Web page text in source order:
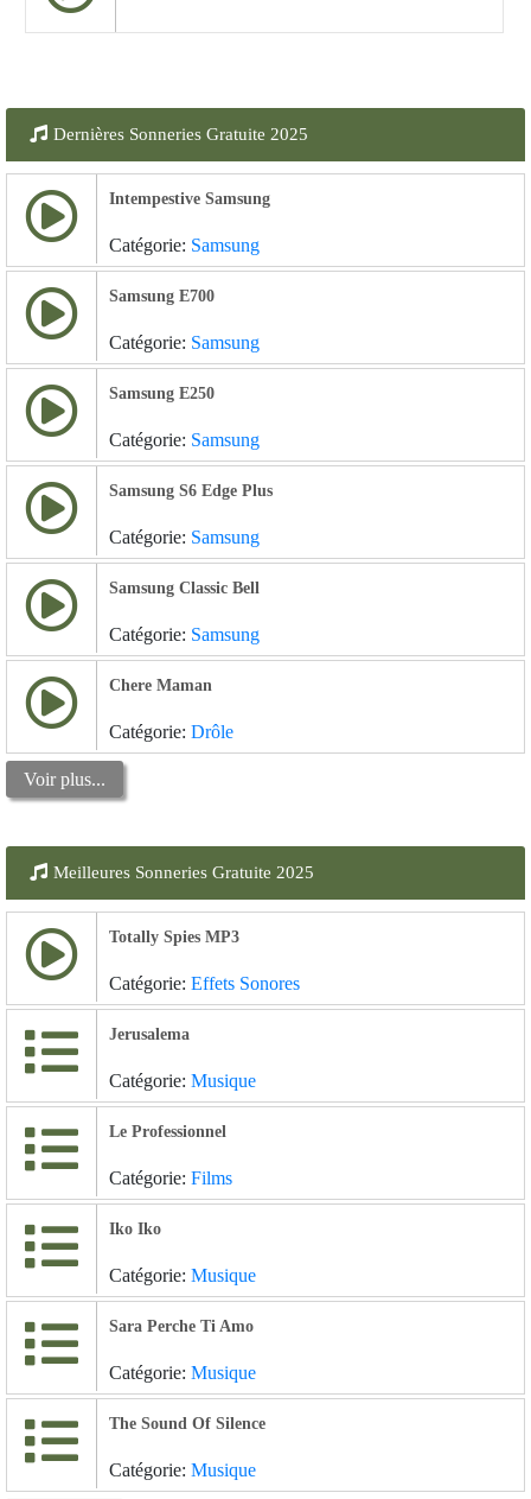
Dernières Sonneries Gratuite 2025
Intempestive Samsung
Catégorie: Samsung
Samsung E700
Catégorie: Samsung
Samsung E250
Catégorie: Samsung
Samsung S6 Edge Plus
Catégorie: Samsung
Samsung Classic Bell
Catégorie: Samsung
Chere Maman
Catégorie: Drôle
Voir plus...
Meilleures Sonneries Gratuite 2025
Totally Spies MP3
Catégorie: Effets Sonores
Jerusalema
Catégorie: Musique
Le Professionnel
Catégorie: Films
Iko Iko
Catégorie: Musique
Sara Perche Ti Amo
Catégorie: Musique
The Sound Of Silence
Catégorie: Musique